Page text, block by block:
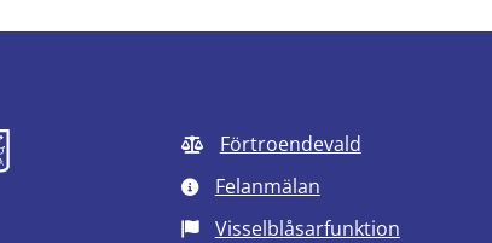
Förtroendevald
Felanmälan
Visselblåsarfunktion